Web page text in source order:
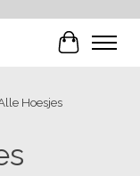
Hoesjes